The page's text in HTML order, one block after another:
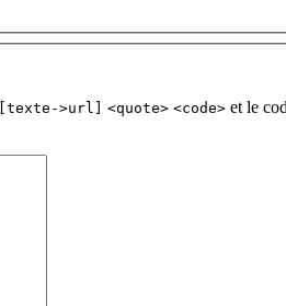
[texte->url] <quote> <code> et le